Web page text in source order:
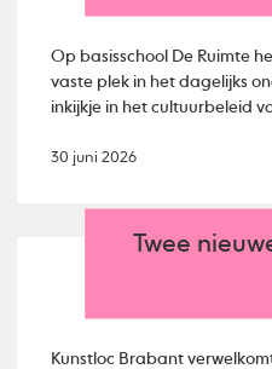
Op basisschool De Ruimte
vaste plek in het dagelijks
inkijkje in het cultuurbeleid
30 juni 2026
Twee
Kunstloc Brabant